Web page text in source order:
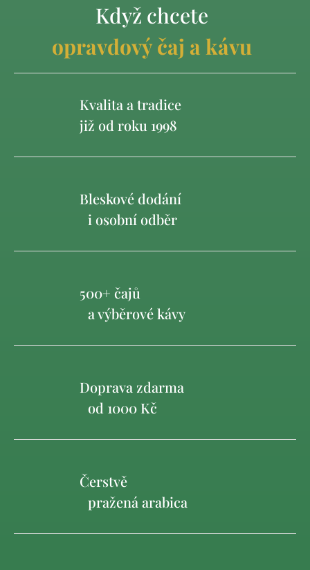
Když chcete
opravdový čaj a kávu
Kvalita a tradice
již od roku 1998
Bleskové dodání
i osobní odběr
500+ čajů
a výběrové kávy
Doprava zdarma
od 1000 Kč
Čerstvě
pražená arabica